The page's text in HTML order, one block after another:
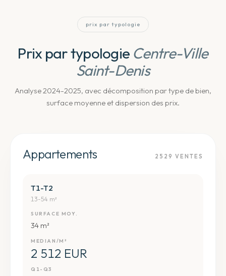
prix par typologie
Prix par typologie Centre-Ville
Saint-Denis
Analyse 2024-2025, avec décomposition par type de bien,
surface moyenne et dispersion des prix.
Appartements 2529 VENTES
T1-T2
13-54 m²
SURFACE MOY.
34 m²
MEDIAN/M²
2 512 EUR
Q1-Q3